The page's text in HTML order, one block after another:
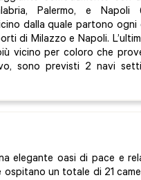
Palermo, e Napoli
dalla quale partono ogni
di Milazzo e Napoli.
vicino per coloro che
sono previsti 2 navi
elegante oasi di pace e
un totale di 21